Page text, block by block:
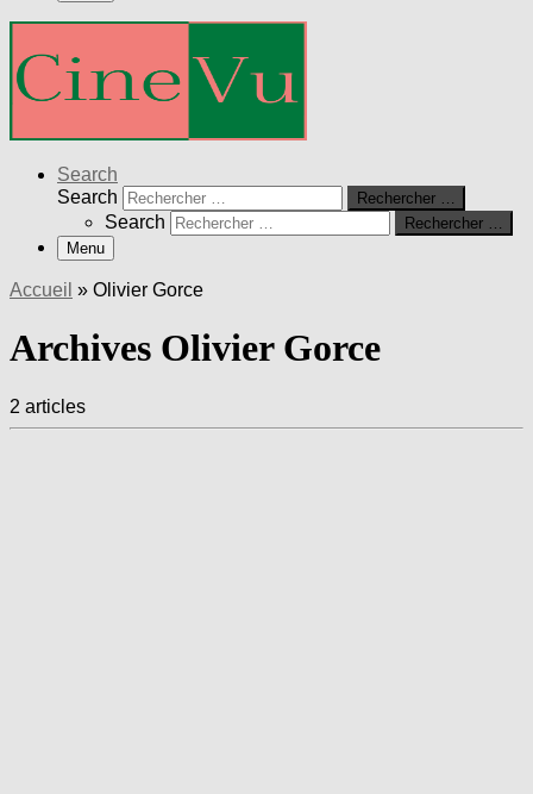
Search
Search
Rechercher …
Search
Rechercher …
Menu
Accueil » Olivier Gorce
Archives Olivier Gorce
2 articles